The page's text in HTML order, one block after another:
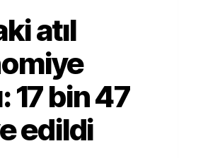
atıl
17 bin 47
edildi